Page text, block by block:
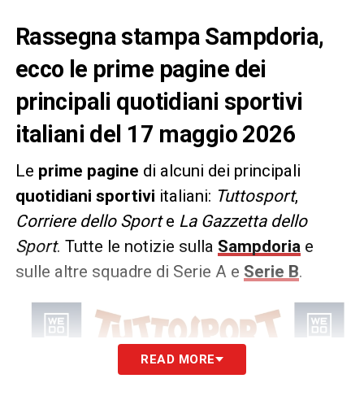
Rassegna stampa Sampdoria,
ecco le prime pagine dei
principali quotidiani sportivi
italiani del 17 maggio 2026
Le prime pagine di alcuni dei principali
quotidiani sportivi italiani: Tuttosport,
Corriere dello Sporte La Gazzetta dello
Sport. Tutte le notizie sulla Sampdoriae
sulle altre squadre di Serie A e Serie B.
READ MORE